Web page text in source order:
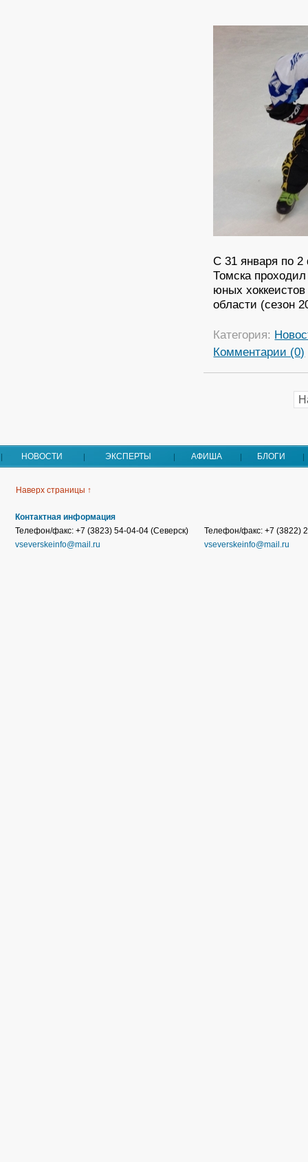
С 31 января по
Томска
юных
области (сезон
Категория:
Комментарии (0)
НОВОСТИ ЭКСПЕРТЫ АФИША БЛОГИ
Наверх страницы ↑
Контактная информация
Телефон/факс: +7 (3823) 54-04-04 (Северск)
vseverskeinfo@mail.ru
Телефон/факс: +7 (3822)
vseverskeinfo@mail.ru